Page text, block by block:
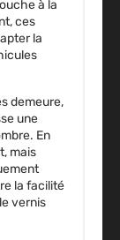
à la
ces
la
demeure,
une
En
mais
la facilité
vernis